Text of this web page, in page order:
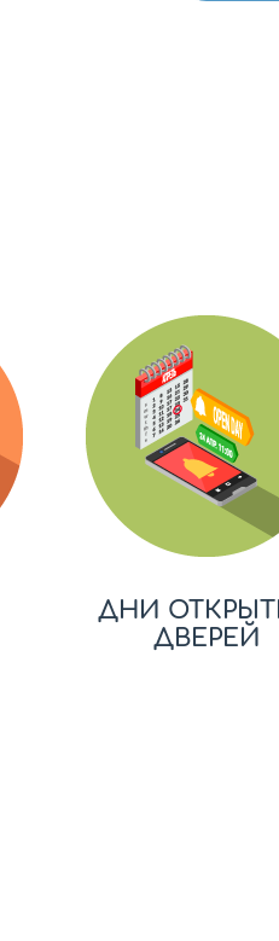
ДНИ
ДВЕРЕЙ